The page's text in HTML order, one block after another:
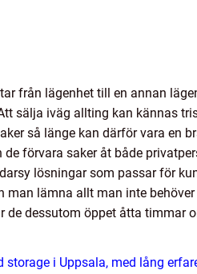
från lägenhet till en annan
sälja iväg allting kan kännas
så länge kan därför vara en
förvara saker åt både
lösningar som passar för
man lämna allt man inte
dessutom öppet åtta timmar
i Uppsala, med lång